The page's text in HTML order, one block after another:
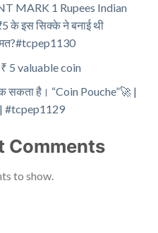
MARK 1 Rupees Indian
के इस सिक्के ने बनाई थी
5 valuable coin
सकता है। “Coin Pouche”🚀 |
#tcpep1129
Comments
to show.